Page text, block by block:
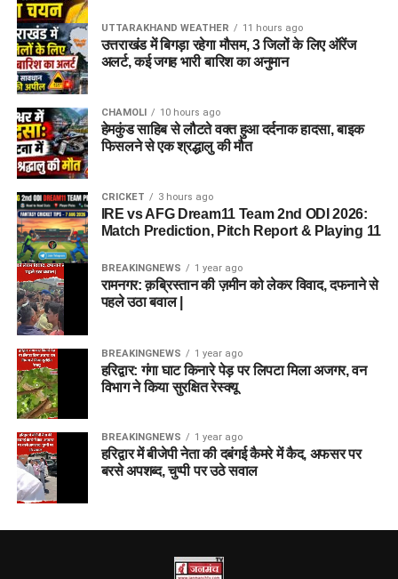
UTTARAKHAND WEATHER 11 hours ago
उत्तराखंड में बिगड़ा रहेगा मौसम, 3 जिलों के लिए ऑरेंज
अलर्ट, कई जगह भारी बारिश का अनुमान
CHAMOLI 10 hours ago
हेमकुंड साहिब से लौटते वक्त हुआ दर्दनाक हादसा, बाइक
फिसलने से एक श्रद्धालु की मौत
CRICKET 3 hours ago
IRE vs AFG Dream11 Team 2nd ODI 2026:
Match Prediction, Pitch Report & Playing 11
BREAKINGNEWS 1 year ago
रामनगर: क़ब्रिस्तान की ज़मीन को लेकर विवाद, दफनाने से
पहले उठा बवाल |
BREAKINGNEWS 1 year ago
हरिद्वार: गंगा घाट किनारे पेड़ पर लिपटा मिला अजगर, वन
विभाग ने किया सुरक्षित रेस्क्यू
BREAKINGNEWS 1 year ago
हरिद्वार में बीजेपी नेता की दबंगई कैमरे में कैद, अफसर पर
बरसे अपशब्द, चुप्पी पर उठे सवाल